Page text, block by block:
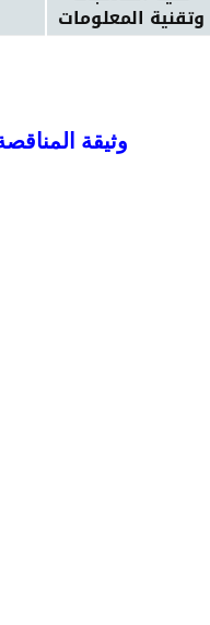
وتقنية المعلومات
وثيقة